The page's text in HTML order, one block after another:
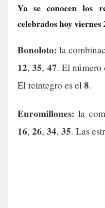
Ya se conocen los
celebrados hoy viernes
Bonoloto: la
12,35, 47. El número
El reintegro es el 8.
Euromillones: la
16, 26, 34, 35. Las